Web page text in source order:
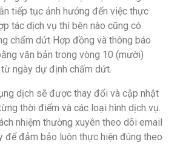
tiếp tục ảnh hưởng đến việc thực
tác dịch vụ thì bên nào cũng có
chấm dứt Hợp đồng và thông báo
văn bản trong vòng 10 (mười)
ngày dự định chấm dứt.
dịch sẽ được thay đổi và cập nhật
thời điểm và các loại hình dịch vụ.
nhiệm thường xuyên theo dõi email
để đảm bảo luôn thực hiện đúng theo